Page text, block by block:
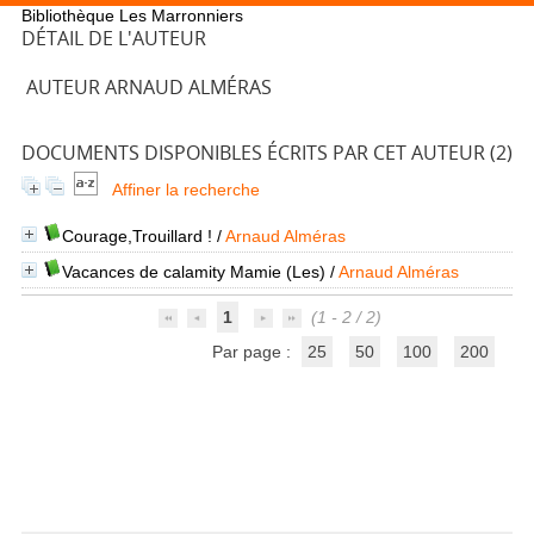
Bibliothèque Les Marronniers
DÉTAIL DE L'AUTEUR
AUTEUR ARNAUD ALMÉRAS
DOCUMENTS DISPONIBLES ÉCRITS PAR CET AUTEUR (2)
Affiner la recherche
Courage,Trouillard ! /Arnaud Alméras
Vacances de calamity Mamie (Les) /Arnaud Alméras
1
(1 - 2 / 2)
Par page :
25 50 100 200